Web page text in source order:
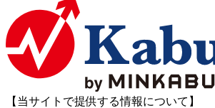
【当サイトで提供する情報について】